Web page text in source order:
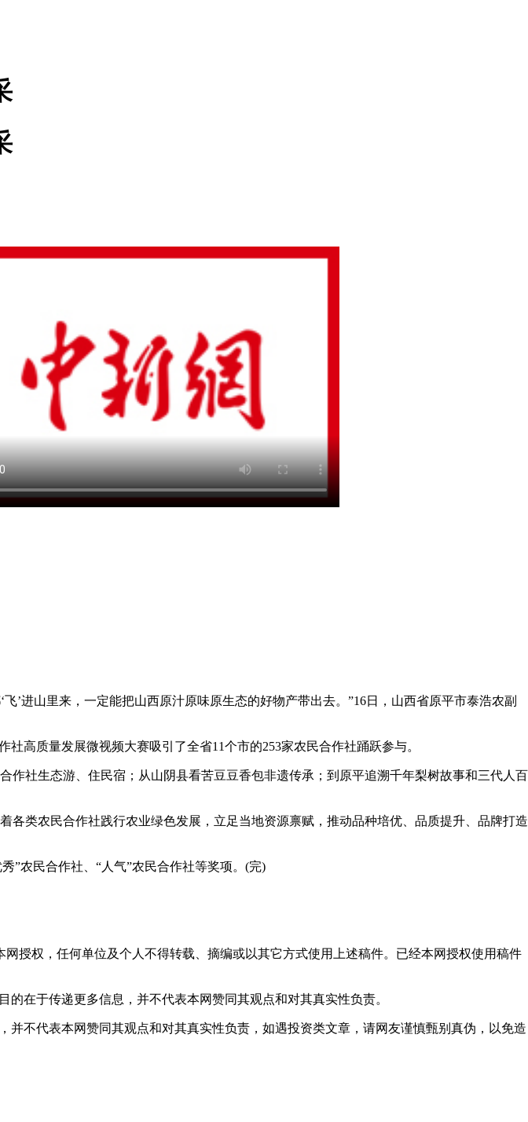
进山里来，一定能把山西原汁原味原生态的好物产带出去。”16日，山西省原平市泰浩农副
质量发展微视频大赛吸引了全省11个市的253家农民合作社踊跃参与。
社生态游、住民宿；从山阴县看苦豆豆香包非遗传承；到原平追溯千年梨树故事和三代人百
类农民合作社践行农业绿色发展，立足当地资源禀赋，推动品种培优、品质提升、品牌打造
”农民合作社、“人气”农民合作社等奖项。(完)
授权，任何单位及个人不得转载、摘编或以其它方式使用上述稿件。已经本网授权使用稿件
在于传递更多信息，并不代表本网赞同其观点和对其真实性负责。
不代表本网赞同其观点和对其真实性负责，如遇投资类文章，请网友谨慎甄别真伪，以免造